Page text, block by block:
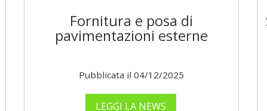
Fornitura e posa di
pavimentazioni esterne
Pubblicata il 04/12/2025
LEGGI LA NEWS